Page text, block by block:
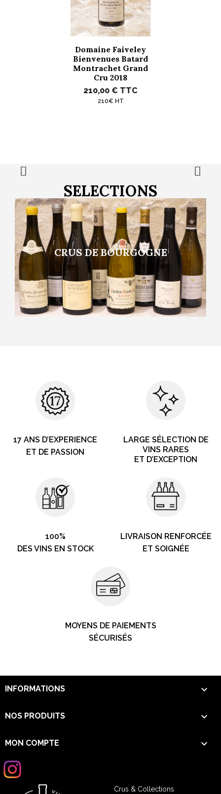
Domaine Faiveley
Bienvenues Batard
Montrachet Grand
Cru 2018
210,00 € TTC
210€ HT
SELECTIONS
CRUS DE BOURGOGNE
17 ANS D’EXPERIENCE
ET DE PASSION
LARGE SÉLECTION DE
VINS RARES
ET D’EXCEPTION
100%
DES VINS EN STOCK
LIVRAISON RENFORCÉE
ET SOIGNÉE
MOYENS DE PAIEMENTS
SÉCURISÉS
INFORMATIONS 
NOS PRODUITS 
MON COMPTE 
Crus & Collections